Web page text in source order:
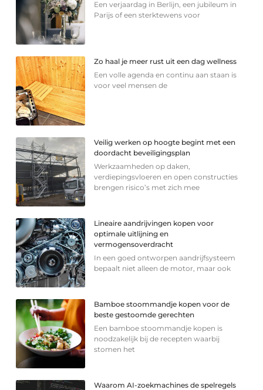
Een verjaardag in Berlijn, een jubileum in
Parijs of een sterkte­wens voor
Zo haal je meer rust uit een dag wellness
Een volle agenda en continu aan staan is
voor veel mensen de
Veilig werken op hoogte begint met een
doordacht beveiligingsplan
Werkzaamheden op daken,
verdiepingsvloeren en open constructies
brengen risico’s met zich mee
Lineaire aandrijvingen kopen voor
optimale uitlijning en
vermogensoverdracht
In een goed ontworpen aandrijfsysteem
bepaalt niet alleen de motor, maar ook
Bamboe stoommandje kopen voor de
beste gestoomde gerechten
Een bamboe stoommandje kopen is
noodzakelijk bij de recepten waarbij
stomen het
Waarom AI-zoekmachines de spelregels